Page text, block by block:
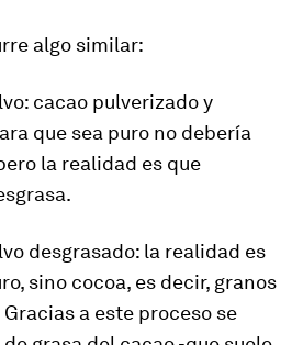
algo similar:
cacao pulverizado y
que sea puro no debería
la realidad es que
desgrasado: la realidad es
sino cocoa, es decir, granos
a este proceso se